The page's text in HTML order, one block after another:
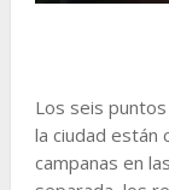
Los seis
la ciudad están
campanas en